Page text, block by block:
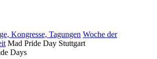
Kongresse, Tagungen Woche der
Mad Pride Day Stuttgart